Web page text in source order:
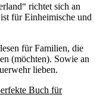
richtet sich an
für Einheimische und
für Familien, die
(möchten). Sowie an
lieben.
Buch für